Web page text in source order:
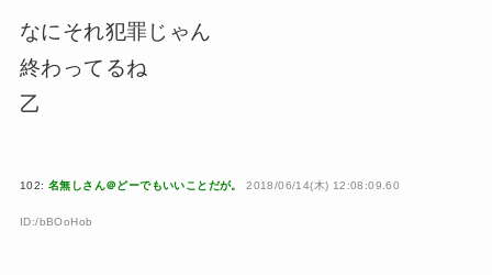
なにそれ犯罪じゃん
終わってるね
乙
102: 名無しさん＠どーでもいいことだが。 2018/06/14(木) 12:08:09.60
ID:/bBOoHob